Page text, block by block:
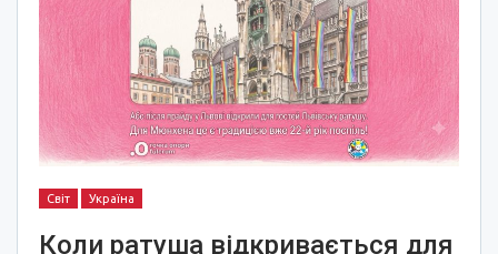
Світ Україна
Коли ратуша відкривається для